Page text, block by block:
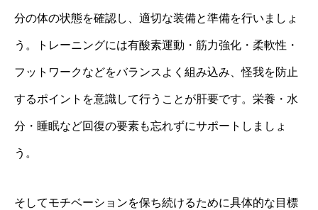
分の体の状態を確認し、適切な装備と準備を行いましょ
う。トレーニングには有酸素運動・筋力強化・柔軟性・
フットワークなどをバランスよく組み込み、怪我を防止
するポイントを意識して行うことが肝要です。栄養・水
分・睡眠など回復の要素も忘れずにサポートしましょ
う。
そしてモチベーションを保ち続けるために具体的な目標